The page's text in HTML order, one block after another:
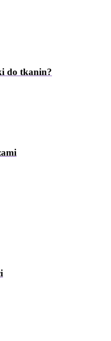
do tkanin?